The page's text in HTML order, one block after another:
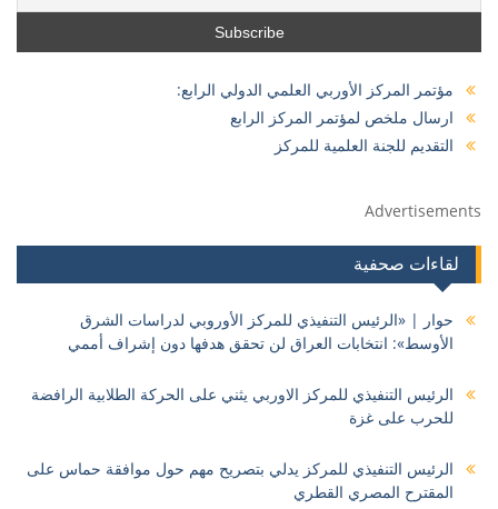
لقاءات صحفية
حوار | «الرئيس التنفيذي للمركز الأوروبي لدراسات الشرق
الأوسط»: انتخابات العراق لن تحقق هدفها دون إشراف أممي
الرئيس التنفيذي للمركز الاوربي يثني على الحركة الطلابية الرافضة
للحرب على غزة
الرئيس التنفيذي للمركز يدلي بتصريح مهم حول موافقة حماس على
المقترح المصري القطري
مؤتمر المركز الأوربي العلمي الدولي الرابع:
ارسال ملخص لمؤتمر المركز الرابع
التقديم للجنة العلمية للمركز
Advertisements